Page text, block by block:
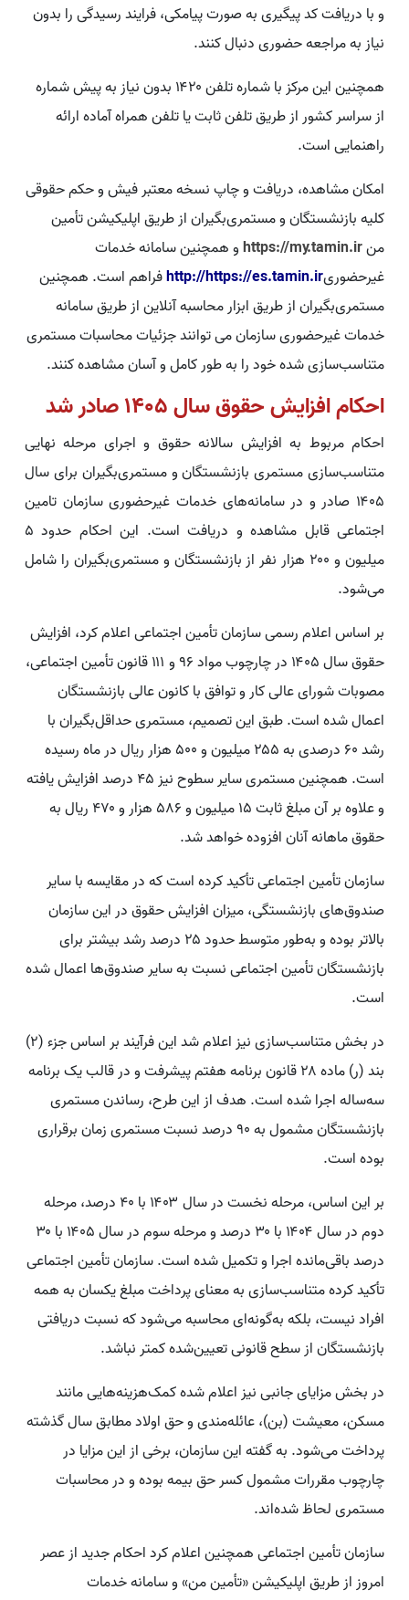
و با دریافت کد پیگیری به صورت پیامکی، فرایند رسیدگی را بدون
نیاز به مراجعه حضوری دنبال کنند.
همچنین این مرکز با شماره تلفن ۱۴۲۰ بدون نیاز به پیش شماره
از سراسر کشور از طریق تلفن ثابت یا تلفن همراه آماده ارائه
راهنمایی است.
امکان مشاهده، دریافت و چاپ نسخه معتبر فیش و حکم حقوقی
کلیه بازنشستگان و مستمری‌بگیران از طریق اپلیکیشن تأمین
منhttps://my.tamin.irو همچنین سامانه خدمات
غیرحضوریhttp://https://es.tamin.irفراهم است. همچنین
مستمری‌بگیران از طریق ابزار محاسبه آنلاین از طریق سامانه
خدمات غیرحضوری سازمان می ‌توانند جزئیات محاسبات مستمری
متناسب‌سازی شده خود را به طور کامل و آسان مشاهده کنند.
احکام افزایش حقوق سال 1405 صادر شد
احکام مربوط به افزایش سالانه حقوق و اجرای مرحله نهایی
متناسب‌سازی مستمری بازنشستگان و مستمری‌بگیران برای سال
۱۴۰۵ صادر و در سامانه‌های خدمات غیرحضوری سازمان تامین
اجتماعی قابل مشاهده و دریافت است. این احکام حدود ۵
میلیون و ۲۰۰ هزار نفر از بازنشستگان و مستمری‌بگیران را شامل
می‌شود.
بر اساس اعلام رسمی سازمان تأمین اجتماعی اعلام کرد، افزایش
حقوق سال ۱۴۰۵ در چارچوب مواد ۹۶ و ۱۱۱ قانون تأمین اجتماعی،
مصوبات شورای عالی کار و توافق با کانون عالی بازنشستگان
اعمال شده است. طبق این تصمیم، مستمری حداقل‌بگیران با
رشد ۶۰ درصدی به ۲۵۵ میلیون و ۵۰۰ هزار ریال در ماه رسیده
است. همچنین مستمری سایر سطوح نیز ۴۵ درصد افزایش یافته
و علاوه بر آن مبلغ ثابت ۱۵ میلیون و ۵۸۶ هزار و ۴۷۰ ریال به
حقوق ماهانه آنان افزوده خواهد شد.
سازمان تأمین اجتماعی تأکید کرده است که در مقایسه با سایر
صندوق‌های بازنشستگی، میزان افزایش حقوق در این سازمان
بالاتر بوده و به‌طور متوسط حدود ۲۵ درصد رشد بیشتر برای
بازنشستگان تأمین اجتماعی نسبت به سایر صندوق‌ها اعمال شده
است.
در بخش متناسب‌سازی نیز اعلام شد این فرآیند بر اساس جزء (۲)
بند (ر) ماده ۲۸ قانون برنامه هفتم پیشرفت و در قالب یک برنامه
سه‌ساله اجرا شده است. هدف از این طرح، رساندن مستمری
بازنشستگان مشمول به ۹۰ درصد نسبت مستمری زمان برقراری
بوده است.
بر این اساس، مرحله نخست در سال ۱۴۰۳ با ۴۰ درصد، مرحله
دوم در سال ۱۴۰۴ با ۳۰ درصد و مرحله سوم در سال ۱۴۰۵ با ۳۰
درصد باقی‌مانده اجرا و تکمیل شده است. سازمان تأمین اجتماعی
تأکید کرده متناسب‌سازی به معنای پرداخت مبلغ یکسان به همه
افراد نیست، بلکه به‌گونه‌ای محاسبه می‌شود که نسبت دریافتی
بازنشستگان از سطح قانونی تعیین‌شده کمتر نباشد.
در بخش مزایای جانبی نیز اعلام شده کمک‌هزینه‌هایی مانند
مسکن، معیشت (بن)، عائله‌مندی و حق اولاد مطابق سال گذشته
پرداخت می‌شود. به گفته این سازمان، برخی از این مزایا در
چارچوب مقررات مشمول کسر حق بیمه بوده و در محاسبات
مستمری لحاظ شده‌اند.
سازمان تأمین اجتماعی همچنین اعلام کرد احکام جدید از عصر
امروز از طریق اپلیکیشن «تأمین من» و سامانه خدمات